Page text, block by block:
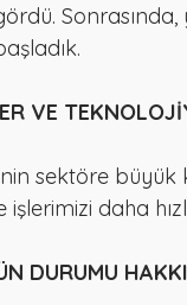
Sonrasında,
VE
sektöre büyük
işlerimizi daha
DURUMU